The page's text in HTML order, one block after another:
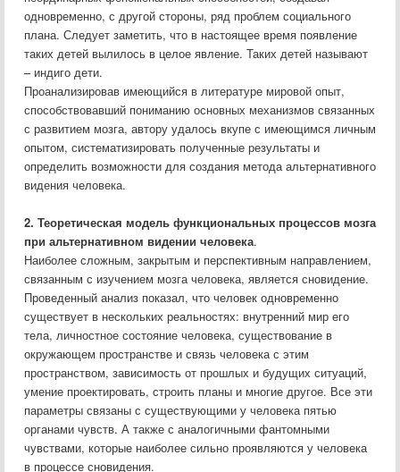
одновременно, с другой стороны, ряд проблем социального
плана. Следует заметить, что в настоящее время появление
таких детей вылилось в целое явление. Таких детей называют
– индиго дети.
Проанализировав имеющийся в литературе мировой опыт,
способствовавший пониманию основных механизмов связанных
с развитием мозга, автору удалось вкупе с имеющимся личным
опытом, систематизировать полученные результаты и
определить возможности для создания метода альтернативного
видения человека.
2. Теоретическая модель функциональных процессов мозга
при альтернативном видении человека.
Наиболее сложным, закрытым и перспективным направлением,
связанным с изучением мозга человека, является сновидение.
Проведенный анализ показал, что человек одновременно
существует в нескольких реальностях: внутренний мир его
тела, личностное состояние человека, существование в
окружающем пространстве и связь человека с этим
пространством, зависимость от прошлых и будущих ситуаций,
умение проектировать, строить планы и многие другое. Все эти
параметры связаны с существующими у человека пятью
органами чувств. А также с аналогичными фантомными
чувствами, которые наиболее сильно проявляются у человека
в процессе сновидения.